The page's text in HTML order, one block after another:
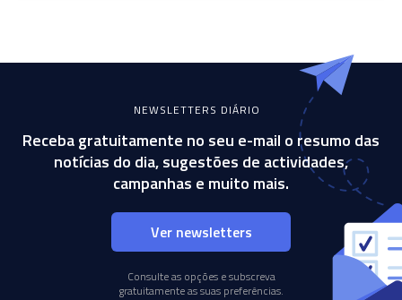
NEWSLETTERS DIÁRIO
Receba gratuitamente no seu e-mail o resumo das
notícias do dia, sugestões de actividades,
campanhas e muito mais.
Ver newsletters
Consulte as opções e subscreva
gratuitamente as suas preferências.